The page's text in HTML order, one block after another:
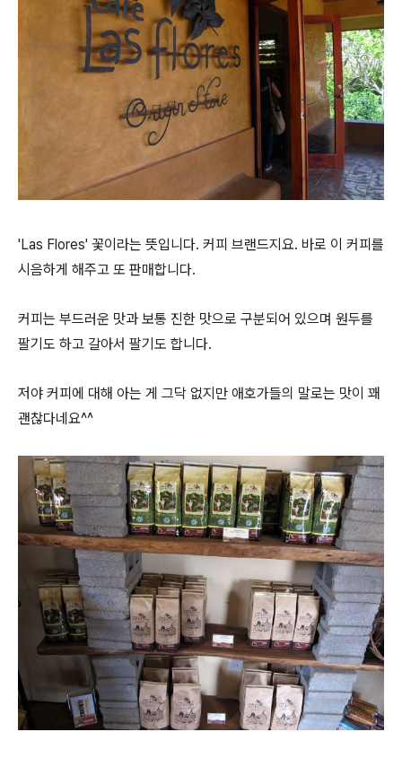
'Las Flores' 꽃이라는 뜻입니다. 커피 브랜드지요. 바로 이 커피를
시음하게 해주고 또 판매합니다.
커피는 부드러운 맛과 보통 진한 맛으로 구분되어 있으며 원두를
팔기도 하고 갈아서 팔기도 합니다.
저야 커피에 대해 아는 게 그닥 없지만 애호가들의 말로는 맛이 꽤
괜찮다네요^^